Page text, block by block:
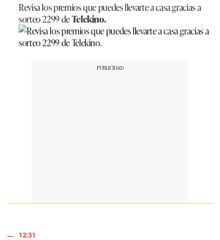
Revisa los premios que puedes llevarte a casa gracias a
sorteo 2299 deTelekino.
12:31